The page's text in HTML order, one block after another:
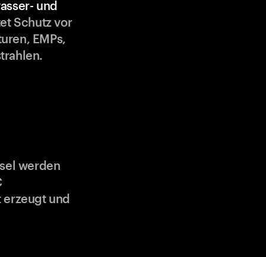
und
Schutz vor
EMPs,
werden
und